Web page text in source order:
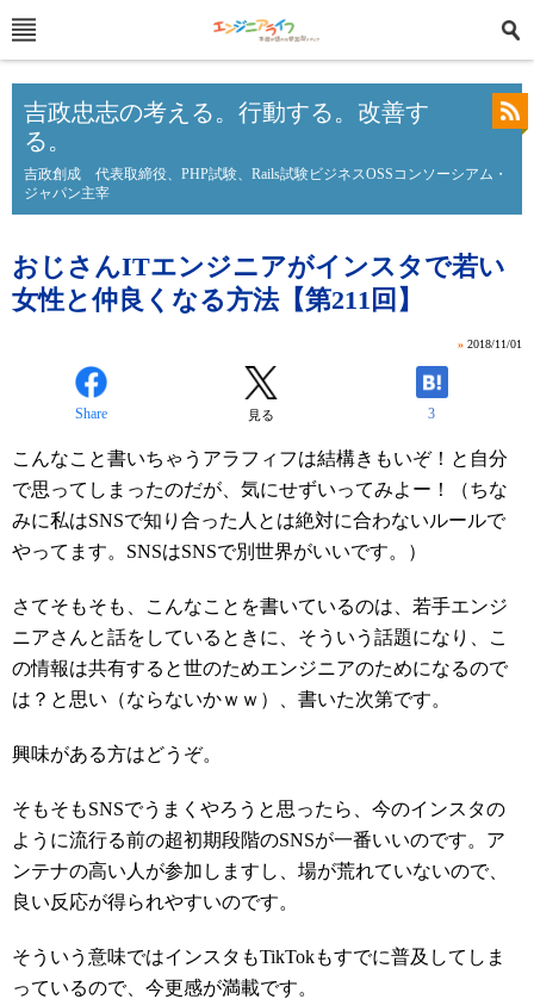
吉政忠志の考える。行動する。改善す
る。
吉政創成 代表取締役、PHP試験、Rails試験ビジネスOSSコンソーシアム・
ジャパン主宰
おじさんITエンジニアがインスタで若い
女性と仲良くなる方法【第211回】
» 2018/11/01
Share 見る 3
こんなこと書いちゃうアラフィフは結構きもいぞ！と自分
で思ってしまったのだが、気にせずいってみよー！（ちな
みに私はSNSで知り合った人とは絶対に合わないルールで
やってます。SNSはSNSで別世界がいいです。）
さてそもそも、こんなことを書いているのは、若手エンジ
ニアさんと話をしているときに、そういう話題になり、こ
の情報は共有すると世のためエンジニアのためになるので
は？と思い（ならないかｗｗ）、書いた次第です。
興味がある方はどうぞ。
そもそもSNSでうまくやろうと思ったら、今のインスタの
ように流行る前の超初期段階のSNSが一番いいのです。ア
ンテナの高い人が参加しますし、場が荒れていないので、
良い反応が得られやすいのです。
そういう意味ではインスタもTikTokもすでに普及してしま
っているので、今更感が満載です。